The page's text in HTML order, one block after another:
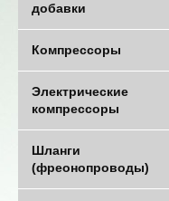
добавки
Компрессоры
Электрические
компрессоры
Шланги
(фреонопроводы)